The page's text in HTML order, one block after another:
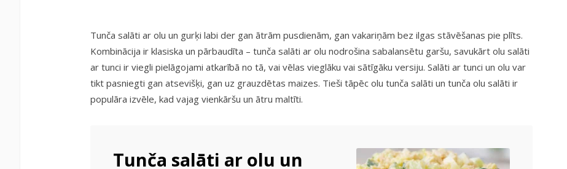
Tunča salāti ar olu un gurķi labi der gan ātrām pusdienām, gan vakariņām bez ilgas stāvēšanas pie plīts.
Kombinācija ir klasiska un pārbaudīta – tunča salāti ar olu nodrošina sabalansētu garšu, savukārt olu salāti
ar tunci ir viegli pielāgojami atkarībā no tā, vai vēlas vieglāku vai sātīgāku versiju. Salāti ar tunci un olu var
tikt pasniegti gan atsevišķi, gan uz grauzdētas maizes. Tieši tāpēc olu tunča salāti un tunča olu salāti ir
populāra izvēle, kad vajag vienkāršu un ātru maltīti.
Tunča salāti ar olu un